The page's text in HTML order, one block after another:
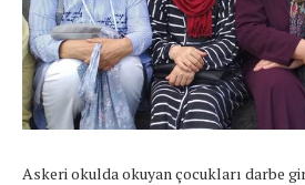
Askeri okulda okuyan çocukları darbe